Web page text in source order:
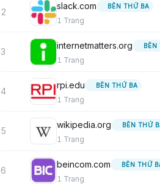
2
slack.com BÊN THỨ BA
1 Trang
3
internetmatters.org BÊN
1 Trang
4
rpi.edu BÊN THỨ BA
1 Trang
5
wikipedia.org BÊN THỨ
1 Trang
6
beincom.com BÊN THỨ
1 Trang